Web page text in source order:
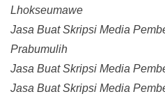
Lhokseumawe
Jasa Buat Skripsi Media
Prabumulih
Jasa Buat Skripsi Media
Jasa Buat Skripsi Media